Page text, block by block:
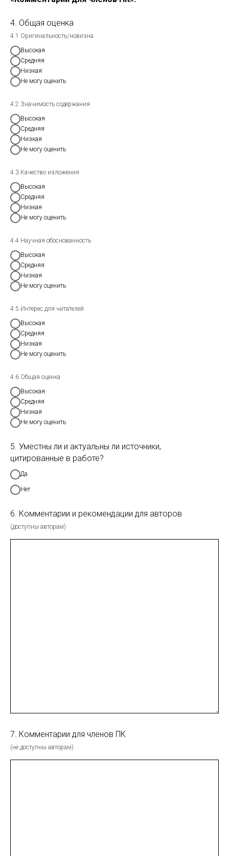
4. Общая оценка
4.1 Оригинальность/новизна
Высокая
Средняя
Низкая
Не могу оценить
4.2 Значимость содержания
Высокая
Средняя
Низкая
Не могу оценить
4.3 Качество изложения
Высокая
Средняя
Низкая
Не могу оценить
4.4 Научная обоснованность
Высокая
Средняя
Низкая
Не могу оценить
4.5 Интерес для читателей
Высокая
Средняя
Низкая
Не могу оценить
4.6 Общая оценка
Высокая
Средняя
Низкая
Не могу оценить
5. Уместны ли и актуальны ли источники,
цитированные в работе?
Да
Нет
6. Комментарии и рекомендации для авторов
(доступны авторам)
7. Комментарии для членов ПК
(не доступны авторам)